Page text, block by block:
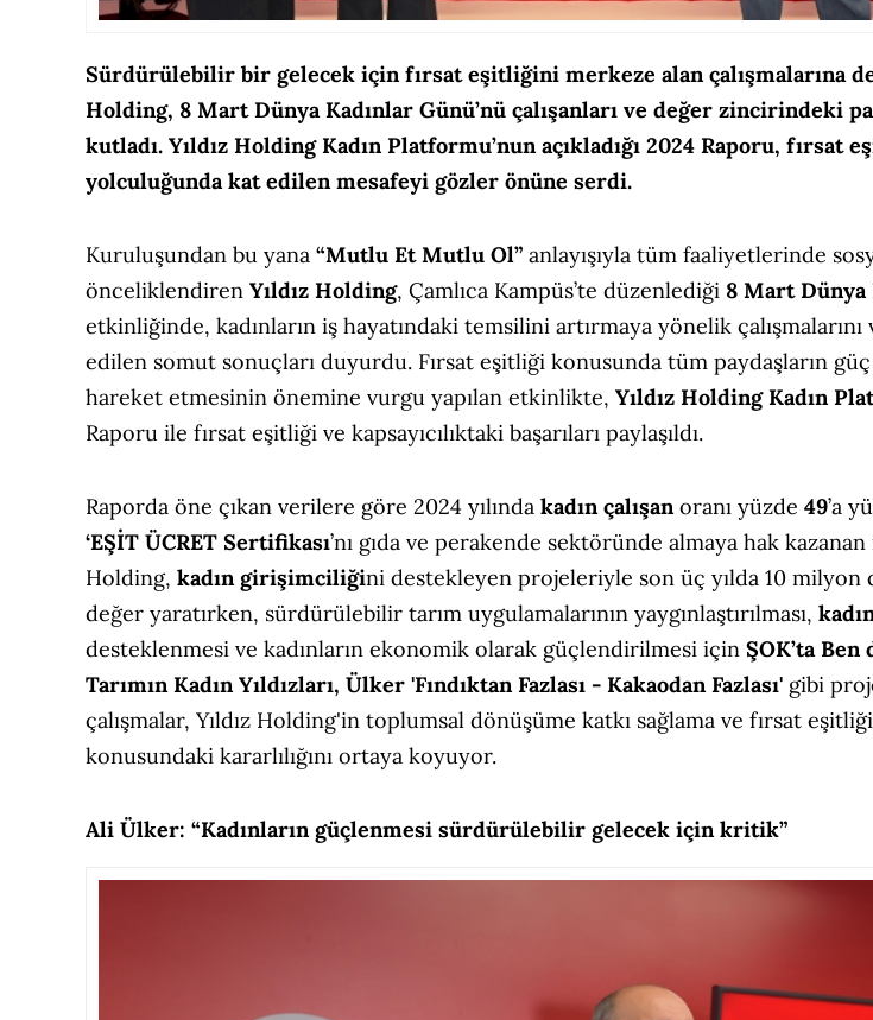
Sürdürülebilir bir gelecek için fırsat eşitliğini merkeze alan çalışmalarına
Holding, 8 Mart Dünya Kadınlar Günü’nü çalışanları ve değer zincirindeki
kutladı. Yıldız Holding Kadın Platformu’nun açıkladığı 2024 Raporu, fırsat
yolculuğunda kat edilen mesafeyi gözler önüne serdi.
Kuruluşundan bu yana “Mutlu Et Mutlu Ol” anlayışıyla tüm faaliyetlerinde
önceliklendiren Yıldız Holding, Çamlıca Kampüs’te düzenlediği 8 Mart Dünya
etkinliğinde, kadınların iş hayatındaki temsilini artırmaya yönelik çalışmalarını
edilen somut sonuçları duyurdu. Fırsat eşitliği konusunda tüm paydaşların
hareket etmesinin önemine vurgu yapılan etkinlikte, Yıldız Holding Kadın
Raporu ile fırsat eşitliği ve kapsayıcılıktaki başarıları paylaşıldı.
Raporda öne çıkan verilere göre 2024 yılında kadın çalışanoranı yüzde 49’a
‘EŞİT ÜCRET Sertifikası’nı gıda ve perakende sektöründe almaya hak
Holding, kadın girişimciliğini destekleyen projeleriyle son üç yılda 10 milyon
değer yaratırken, sürdürülebilir tarım uygulamalarının yaygınlaştırılması,
desteklenmesi ve kadınların ekonomik olarak güçlendirilmesi için ŞOK’ta
Tarımın Kadın Yıldızları, Ülker 'Fındıktan Fazlası - Kakaodan Fazlası' gibi
çalışmalar, Yıldız Holding'in toplumsal dönüşüme katkı sağlama ve fırsat
konusundaki kararlılığını ortaya koyuyor.
Ali Ülker: “Kadınların güçlenmesi sürdürülebilir gelecek için kritik”